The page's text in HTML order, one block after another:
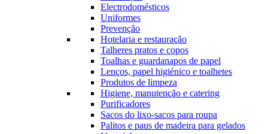
Electrodomésticos
Uniformes
Prevenção
Hotelaria e restauração
Talheres pratos e copos
Toalhas e guardanapos de papel
Lenços, papel higiénico e toalhetes
Produtos de limpeza
Higiene, manutenção e catering
Purificadores
Sacos do lixo-sacos para roupa
Palitos e paus de madeira para gelados